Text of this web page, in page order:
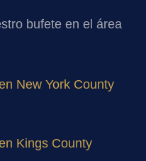
bufete en el área
New York County
Kings County